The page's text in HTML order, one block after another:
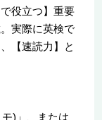
役立つ】重要
実際に英検で
【速読力】と
)」、または